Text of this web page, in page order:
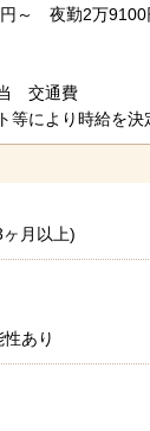
～ 夜勤2万9100
交通費
等により時給を決
月以上)
あり